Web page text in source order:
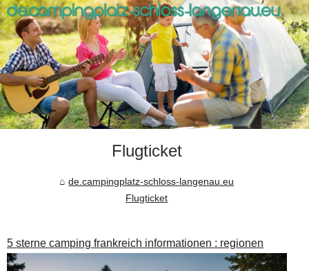
Flugticket
de.campingplatz-schloss-langenau.eu
Flugticket
5 sterne camping frankreich informationen : regionen